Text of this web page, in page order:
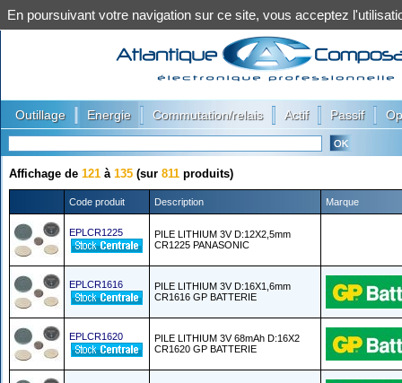
Outillage Energie Commutation/relais Actif Passif
Affichage de 121 à 135 (sur 811 produits)
Code produit Description Marque
EPLCR1225
PILE LITHIUM 3V D:12X2,5mm
CR1225 PANASONIC
EPLCR1616
PILE LITHIUM 3V D:16X1,6mm
CR1616 GP BATTERIE
EPLCR1620
PILE LITHIUM 3V 68mAh D:16X2
CR1620 GP BATTERIE
En poursuivant votre navigation sur ce site, vous acceptez